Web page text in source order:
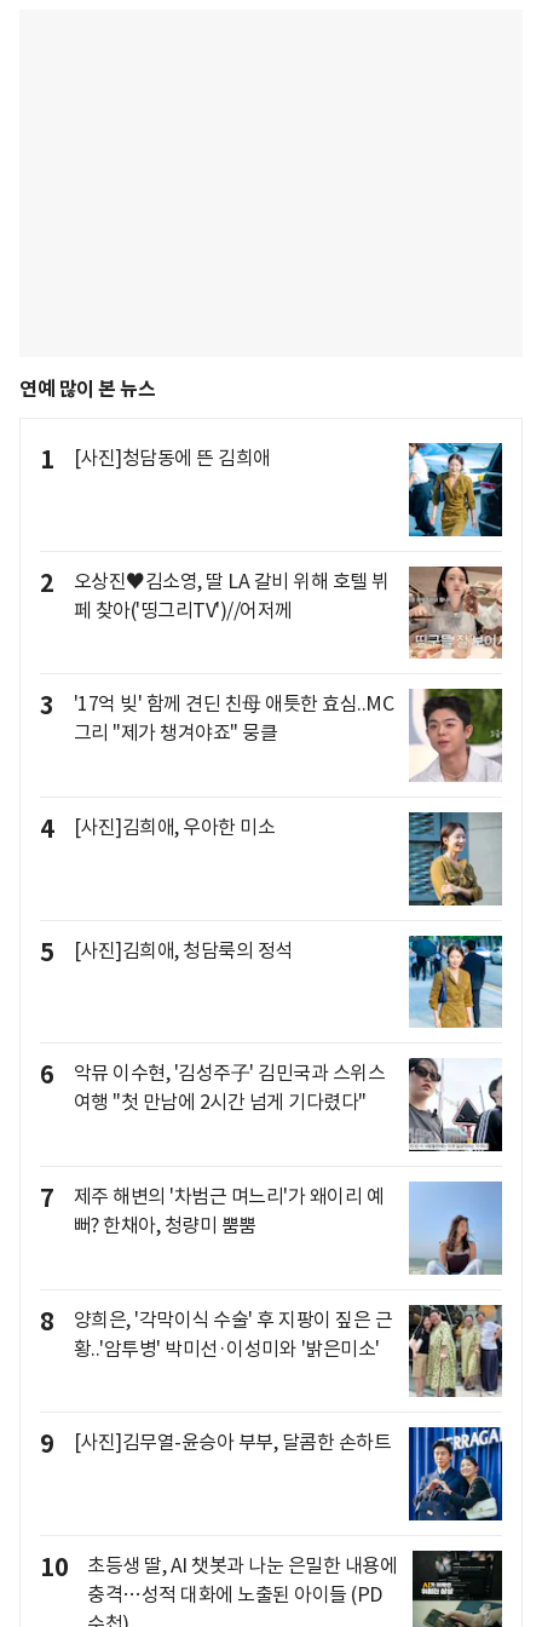
연예 많이 본 뉴스
1 [사진]청담동에 뜬 김희애
2
오상진♥김소영, 딸 LA 갈비 위해 호텔 뷔
페 찾아('띵그리TV')//어저께
3
'17억 빚' 함께 견딘 친母 애틋한 효심..MC
그리 "제가 챙겨야죠" 뭉클
4 [사진]김희애, 우아한 미소
5 [사진]김희애, 청담룩의 정석
6
악뮤 이수현, '김성주子' 김민국과 스위스
여행 "첫 만남에 2시간 넘게 기다렸다"
7
제주 해변의 '차범근 며느리'가 왜이리 예
뻐? 한채아, 청량미 뿜뿜
8
양희은, '각막이식 수술' 후 지팡이 짚은 근
황..'암투병' 박미선·이성미와 '밝은미소'
9 [사진]김무열-윤승아 부부, 달콤한 손하트
10
초등생 딸, AI 챗봇과 나눈 은밀한 내용에
충격…성적 대화에 노출된 아이들 (PD